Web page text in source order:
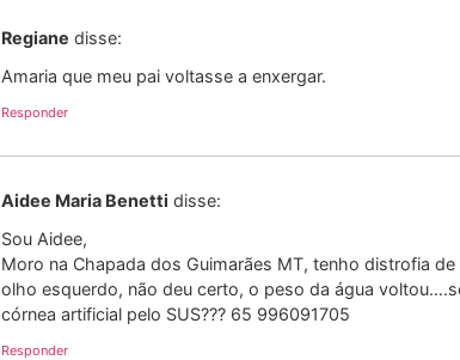
Regiane disse:
Amaria que meu pai voltasse a enxergar.
Responder
Aidee Maria Benetti disse:
Sou Aidee,
Moro na Chapada dos Guimarães MT, tenho distrofia
olho esquerdo, não deu certo, o peso da água
córnea artificial pelo SUS??? 65 996091705
Responder